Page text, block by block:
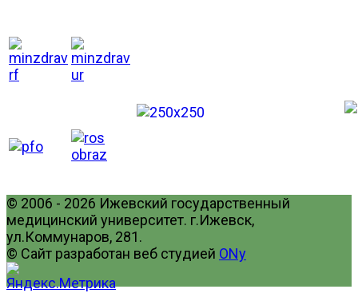
© 2006 - 2026 Ижевский государственный
медицинский университет. г.Ижевск,
ул.Коммунаров, 281.
© Сайт разработан веб студией ONy